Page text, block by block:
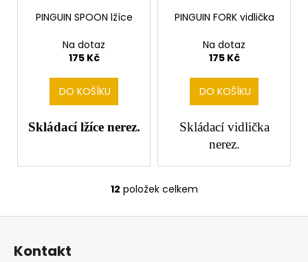
PINGUIN SPOON lžíce
Na dotaz
175 Kč
DO KOŠÍKU
Skládací lžíce nerez.
PINGUIN FORK vidlička
Na dotaz
175 Kč
DO KOŠÍKU
Skládací vidlička
nerez.
O
v
12 položek celkem
Kontakt